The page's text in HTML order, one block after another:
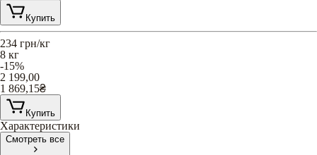
Купить
234 грн/кг
8 кг
-15%
2 199,00
1 869,15₴
Купить
Характеристики
Смотреть все